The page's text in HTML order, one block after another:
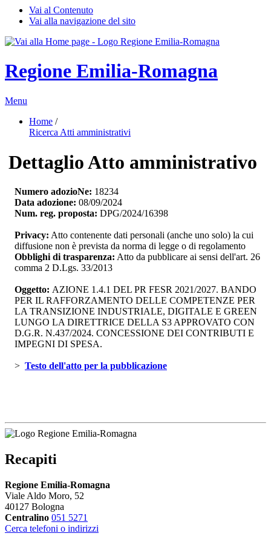
Vai al Contenuto
Vai alla navigazione del sito
Regione Emilia-Romagna
Menu
Home /
Ricerca Atti amministrativi
Dettaglio Atto amministrativo
Numero adozioNe: 18234
Data adozione: 08/09/2024
Num. reg. proposta: DPG/2024/16398
Privacy: Atto contenente dati personali (anche uno solo) la cui
diffusione non è prevista da norma di legge o di regolamento
Obblighi di trasparenza: Atto da pubblicare ai sensi dell'art. 26
comma 2 D.Lgs. 33/2013
Oggetto: AZIONE 1.4.1 DEL PR FESR 2021/2027. BANDO
PER IL RAFFORZAMENTO DELLE COMPETENZE PER
LA TRANSIZIONE INDUSTRIALE, DIGITALE E GREEN
LUNGO LA DIRETTRICE DELLA S3 APPROVATO CON
D.G.R. N.437/2024. CONCESSIONE DEI CONTRIBUTI E
IMPEGNI DI SPESA.
> Testo dell'atto per la pubblicazione
Recapiti
Regione Emilia-Romagna
Viale Aldo Moro, 52
40127 Bologna
Centralino 051 5271
Cerca telefoni o indirizzi